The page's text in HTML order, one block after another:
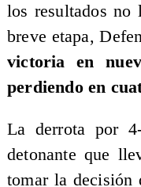
los resultados no
breve etapa,
victoria en
perdiendo en
La derrota por
detonante que
tomar la decisión